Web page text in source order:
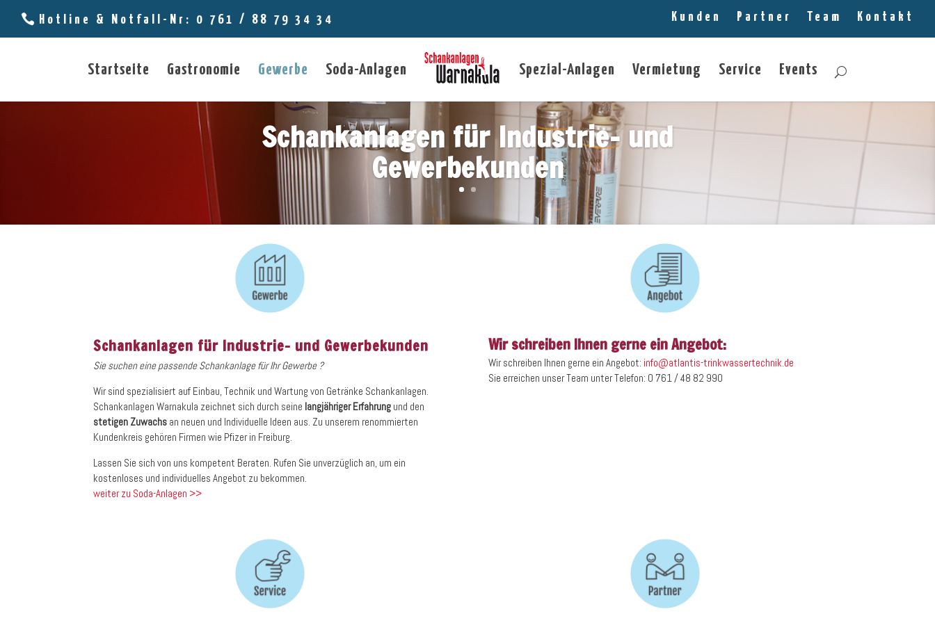
Hotline & Notfall-Nr: 0 761 / 88 79 34 34 Kunden Partner Team Kontakt
Startseite Gastronomie Gewerbe Soda-Anlagen Spezial-Anlagen Vermietung Service Events
Schankanlagen für Industrie- und
Gewerbekunden
Schankanlagen für Industrie- und Gewerbekunden
Sie suchen eine passende Schankanlage für Ihr Gewerbe ?
Wir sind spezialisiert auf Einbau, Technik und Wartung von Getränke Schankanlagen.
Schankanlagen Warnakula zeichnet sich durch seine langjähriger Erfahrung und den
stetigen Zuwachs an neuen und Individuelle Ideen aus. Zu unserem renommierten
Kundenkreis gehören Firmen wie Pfizer in Freiburg.
Lassen Sie sich von uns kompetent Beraten. Rufen Sie unverzüglich an, um ein
kostenloses und individuelles Angebot zu bekommen.
weiter zu Soda-Anlagen >>
Wir schreiben Ihnen gerne ein Angebot:
Wir schreiben Ihnen gerne ein Angebot: info@atlantis-trinkwassertechnik.de
Sie erreichen unser Team unter Telefon: 0 761 / 48 82 990